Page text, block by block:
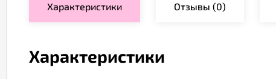
Характеристики Отзывы (0)
Характеристики